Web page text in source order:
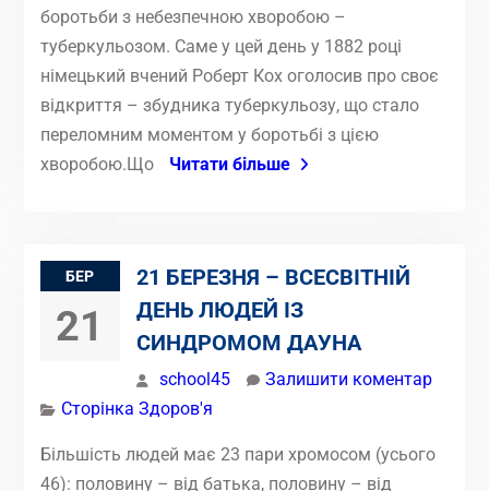
боротьби з небезпечною хворобою –
туберкульозом. Саме у цей день у 1882 році
німецький вчений Роберт Кох оголосив про своє
відкриття – збудника туберкульозу, що стало
переломним моментом у боротьбі з цією
хворобою.Що
Читати більше
БЕР
21
21 БЕРЕЗНЯ – ВСЕСВІТНІЙ
ДЕНЬ ЛЮДЕЙ ІЗ
СИНДРОМОМ ДАУНА
school45
Залишити коментар
Сторінка Здоров'я
Більшість людей має 23 пари хромосом (усього
46): половину – від батька, половину – від